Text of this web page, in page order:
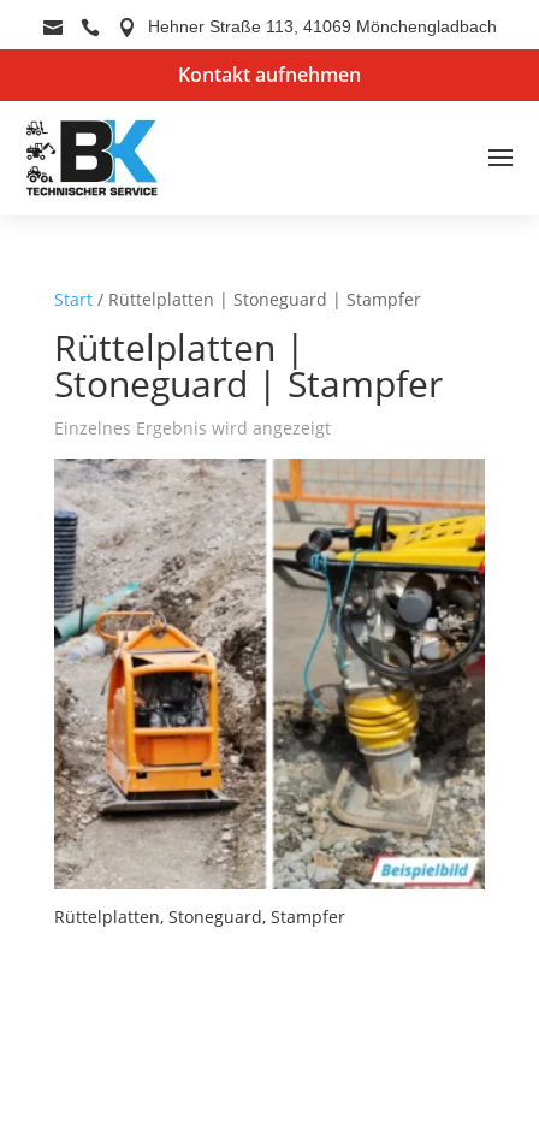
   Hehner Straße 113, 41069 Mönchengladbach
Kontakt aufnehmen
Start/ Rüttelplatten | Stoneguard | Stampfer
Rüttelplatten |
Stoneguard | Stampfer
Einzelnes Ergebnis wird angezeigt
Rüttelplatten, Stoneguard, Stampfer